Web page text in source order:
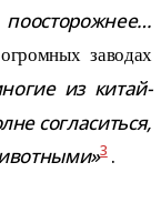
заво­дах
из китай­
согла­ситься,
3.